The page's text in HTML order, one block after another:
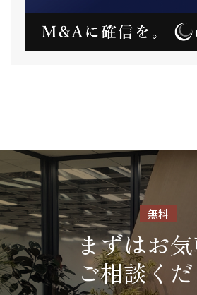
無料
まずはお
ご相談く